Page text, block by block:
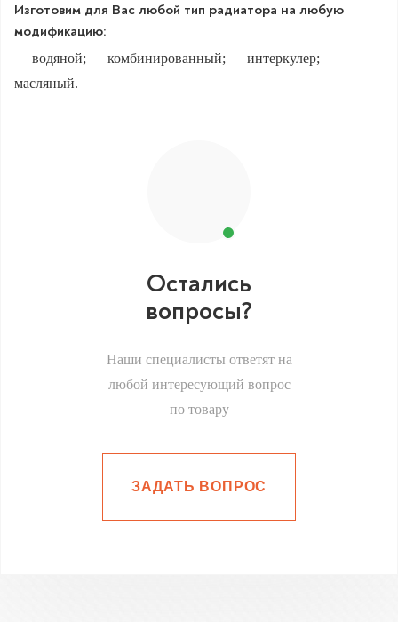
Изготовим для Вас любой тип радиатора на любую
модификацию:
— водяной; — комбинированный; — интеркулер; —
масляный.
Остались
вопросы?
Наши специалисты ответят на
любой интересующий вопрос
по товару
ЗАДАТЬ ВОПРОС